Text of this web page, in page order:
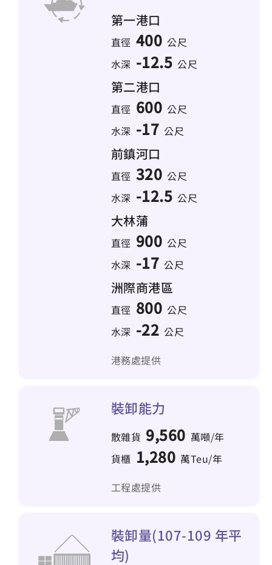
第一港口
直徑 400 公尺
水深 -12.5 公尺
第二港口
直徑 600 公尺
水深 -17 公尺
前鎮河口
直徑 320 公尺
水深 -12.5 公尺
大林蒲
直徑 900 公尺
水深 -17 公尺
洲際商港區
直徑 800 公尺
水深 -22 公尺
港務處提供
裝卸能力
散雜貨 9,560 萬噸/年
貨櫃 1,280 萬Teu/年
工程處提供
裝卸量(107-109 年平
均)